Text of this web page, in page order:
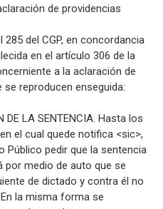
de providencias
285 del CGP, en concordancia
en el artículo 306 de la
a la aclaración de
reproducen enseguida:
DE LA SENTENCIA. Hasta los
el cual quede notifica <sic>,
Público pedir que la sentencia
por medio de auto que se
de dictado y contra él no
la misma forma se